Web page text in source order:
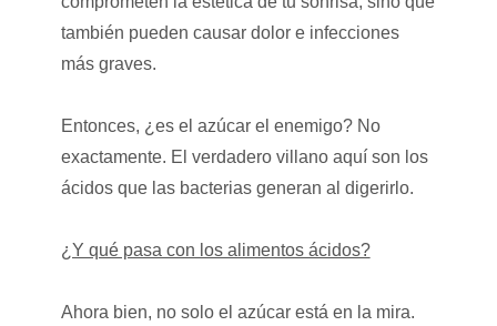
también pueden causar dolor e infecciones
más graves.
Entonces, ¿es el azúcar el enemigo? No
exactamente. El verdadero villano aquí son los
ácidos que las bacterias generan al digerirlo.
¿Y qué pasa con los alimentos ácidos?
Ahora bien, no solo el azúcar está en la mira.